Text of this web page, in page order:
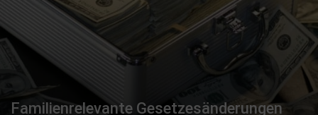
Familienrelevante Gesetzesänderungen